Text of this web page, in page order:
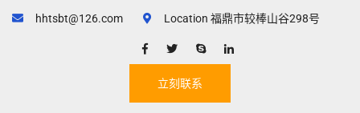
hhtsbt@126.com Location 福鼎市较棒山谷298号
立刻联系